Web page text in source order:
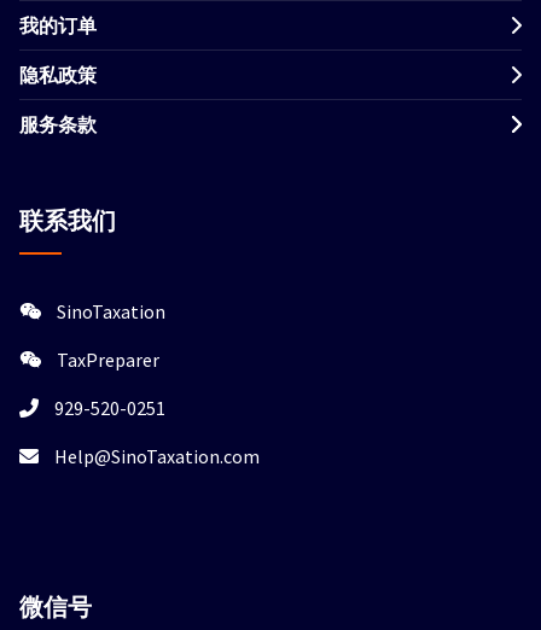
我的订单
隐私政策
服务条款
联系我们
SinoTaxation
TaxPreparer
929-520-0251
Help@SinoTaxation.com
微信号